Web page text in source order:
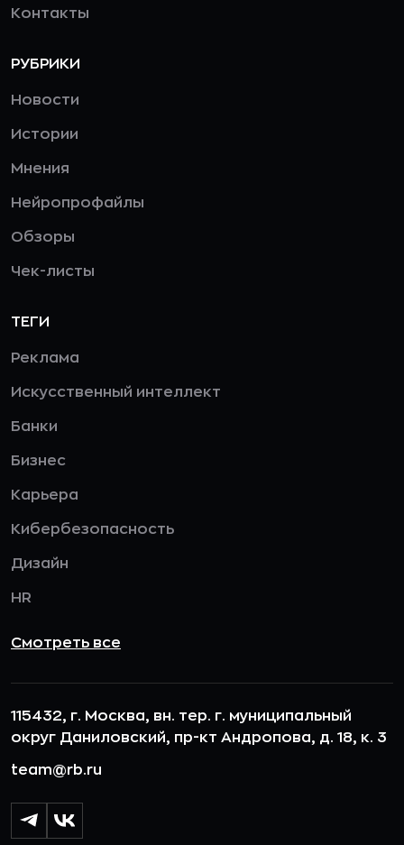
Контакты
РУБРИКИ
Новости
Истории
Мнения
Нейропрофайлы
Обзоры
Чек-листы
ТЕГИ
Реклама
Искусственный интеллект
Банки
Бизнес
Карьера
Кибербезопасность
Дизайн
HR
Смотреть все
115432, г. Москва, вн. тер. г. муниципальный
округ Даниловский, пр-кт Андропова, д. 18, к. 3
team@rb.ru